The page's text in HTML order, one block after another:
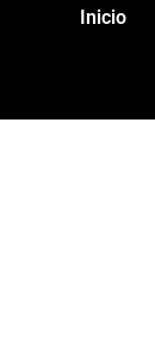
Inicio